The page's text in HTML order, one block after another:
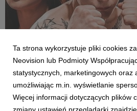
Pełne walki półfinałowe
w serwisie streamingowym
W serwisie streamingowym CANAL+
Ta strona wykorzystuje pliki cookies
Neovision lub Podmioty
statystycznych, marketingowych oraz
umożliwiając m.in. wyświetlanie
Więcej informacji dotyczących plików